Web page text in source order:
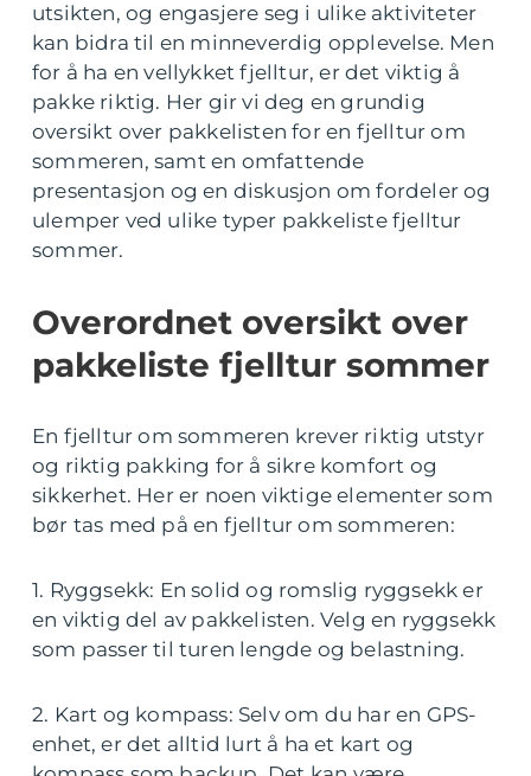
utsikten, og engasjere seg i ulike aktiviteter
kan bidra til en minneverdig opplevelse. Men
for å ha en vellykket fjelltur, er det viktig å
pakke riktig. Her gir vi deg en grundig
oversikt over pakkelisten for en fjelltur om
sommeren, samt en omfattende
presentasjon og en diskusjon om fordeler og
ulemper ved ulike typer pakkeliste fjelltur
sommer.
Overordnet oversikt over
pakkeliste fjelltur sommer
En fjelltur om sommeren krever riktig utstyr
og riktig pakking for å sikre komfort og
sikkerhet. Her er noen viktige elementer som
bør tas med på en fjelltur om sommeren:
1. Ryggsekk: En solid og romslig ryggsekk er
en viktig del av pakkelisten. Velg en ryggsekk
som passer til turen lengde og belastning.
2. Kart og kompass: Selv om du har en GPS-
enhet, er det alltid lurt å ha et kart og